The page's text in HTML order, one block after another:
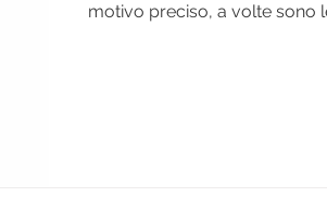
motivo preciso, a volte sono